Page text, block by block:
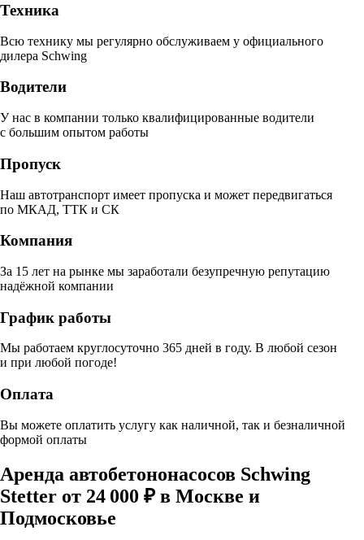
Техника
Всю технику мы регулярно обслуживаем у официального
дилера Schwing
Водители
У нас в компании только квалифицированные водители
с большим опытом работы
Пропуск
Наш автотранспорт имеет пропуска и может передвигаться
по МКАД, ТТК и СК
Компания
За 15 лет на рынке мы заработали безупречную репутацию
надёжной компании
График работы
Мы работаем круглосуточно 365 дней в году. В любой сезон
и при любой погоде!
Оплата
Вы можете оплатить услугу как наличной, так и безналичной
формой оплаты
Аренда автобетононасосов Schwing
Stetter от 24 000 ₽ в Москве и
Подмосковье